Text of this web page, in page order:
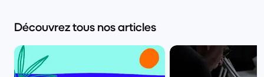
Découvrez tous nos articles